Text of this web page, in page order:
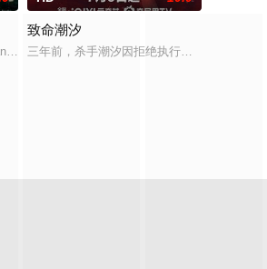
众的生命力来充实自己的力量，而人民的守护者
原军人杉元佐一与阿依努族少女阿希莉帕一起
with a tragic past becomes involved in a
致命潮汐
三年前，杀手潮汐因拒绝执行灭口命令背叛